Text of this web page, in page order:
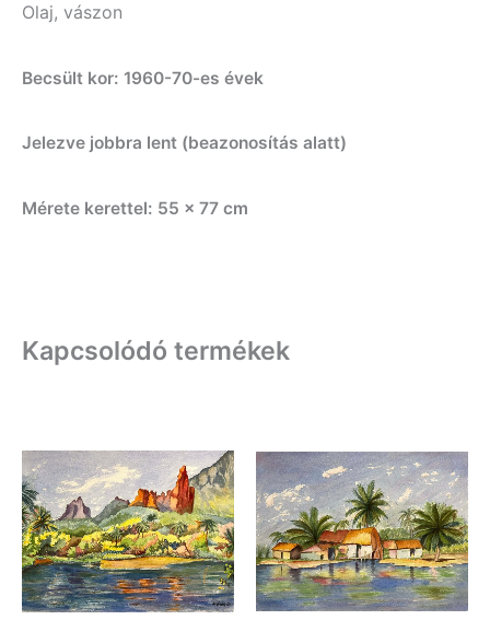
Olaj, vászon
Becsült kor: 1960-70-es évek
Jelezve jobbra lent (beazonosítás alatt)
Mérete kerettel: 55 x 77 cm
Kapcsolódó termékek